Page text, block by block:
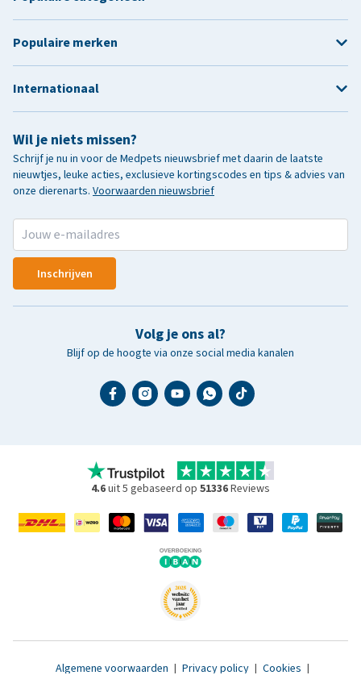
Wil je niets missen?
Schrijf je nu in voor de Medpets nieuwsbrief met daarin de laatste
nieuwtjes, leuke acties, exclusieve kortingscodes en tips & advies van
onze dierenarts. Voorwaarden nieuwsbrief
Inschrijven
Volg je ons al?
Blijf op de hoogte via onze social media kanalen
Populaire merken
Internationaal
4.6uit 5 gebaseerd op 51336Reviews
Algemene voorwaarden | Privacy policy | Cookies |